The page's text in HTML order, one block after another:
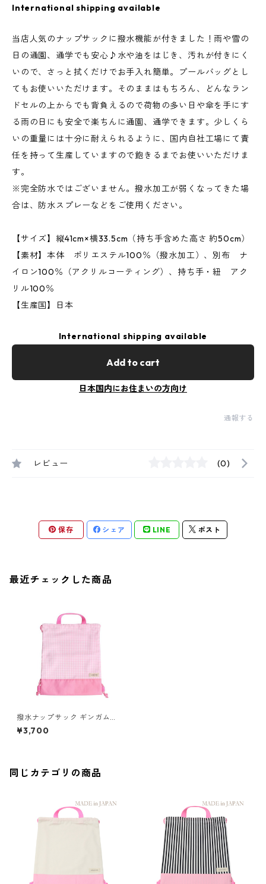
International shipping available
当店人気のナップサックに撥水機能が付きました！雨や雪の
日の通園、通学でも安心♪水や油をはじき、汚れが付きにく
いので、さっと拭くだけでお手入れ簡単。プールバッグとし
てもお使いいただけます。そのままはもちろん、どんなラン
ドセルの上からでも背負えるので荷物の多い日や傘を手にす
る雨の日にも安全で楽ちんに通園、通学できます。少しくら
いの重量には十分に耐えられるように、国内自社工場にて責
任を持って生産していますので飽きるまでお使いいただけま
す。
※完全防水ではございません。撥水加工が弱くなってきた場
合は、防水スプレーなどをご使用ください。
【サイズ】縦41cm×横33.5cm（持ち手含めた高さ 約50cm）
【素材】本体 ポリエステル100％（撥水加工）、別布 ナ
イロン100％（アクリルコーティング）、持ち手・紐 アク
リル100％
【生産国】日本
International shipping available
Add to cart
日本国内にお住まいの方向け
通報する
レビュー (0)
保存 シェア LINE ポスト
最近チェックした商品
撥水ナップサック ギンガムチ
ェック×ピンク 85-75260-3
¥3,700
同じカテゴリの商品